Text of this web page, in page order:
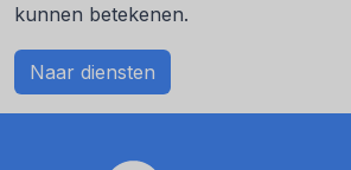
kunnen betekenen.
Naar diensten